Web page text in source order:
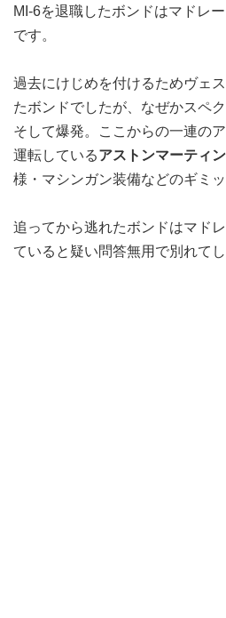
MI-6を退職したボンドはマドレ
です。
過去にけじめを付けるためヴェ
たボンドでしたが、なぜかスペ
そして爆発。ここからの一連の
運転しているアストンマーティ
様・マシンガン装備などのギミッ
追ってから逃れたボンドはマド
ていると疑い問答無用で別れてし